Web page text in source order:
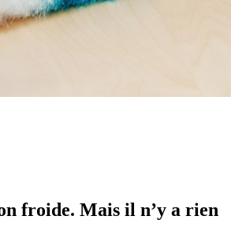
froide. Mais il n’y a rien